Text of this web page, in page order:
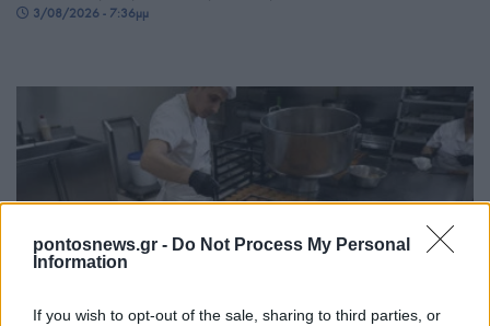
pontosnews.gr - Do Not Process My Personal
Information
If you wish to opt-out of the sale, sharing to third parties, or
3/08/2026 - 7:36μμ